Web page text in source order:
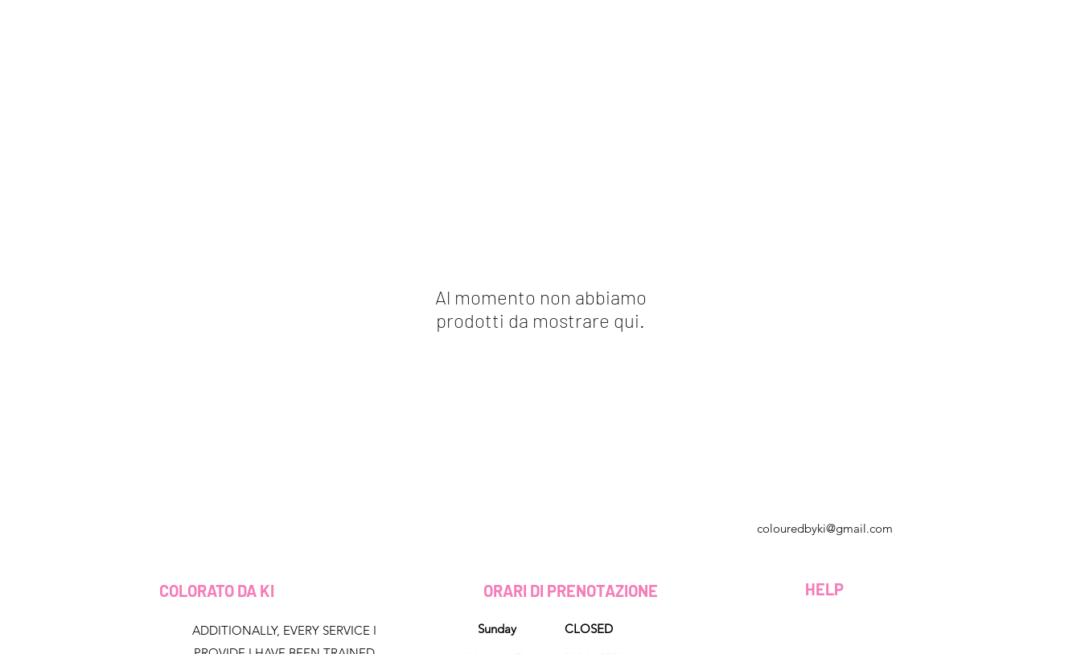
Al momento non abbiamo
prodotti da mostrare qui.
COLORATO DA KI
ADDITIONALLY, EVERY SERVICE I
colouredbyki@gmail.com
Dal lunedì al venerdì dalle 9:00 alle 20:00
ORARI DI PRENOTAZIONE HELP
Sunday CLOSED